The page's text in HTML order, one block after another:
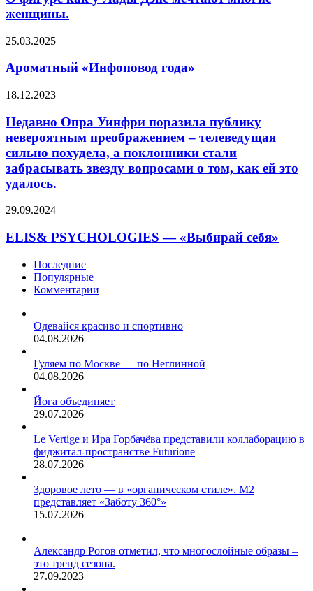
данным
главы
безопасного
Екатерины
проверка
по…
у
Лады
мечтают
женщины.
женщины.
Ароматный
года»
25.03.2025
Ароматный «Инфоповод года»
Недавно
Уинфри
поразила
публику
невероятным
преображением
–
телеведущая
сильно
а
поклонники
забрасывать
звезду
вопросами
удалось.
18.12.2023
Недавно Опра Уинфри поразила публику
невероятным преображением – телеведущая
сильно похудела, а поклонники стали
забрасывать звезду вопросами о том, как ей это
удалось.
ELIS&
—
«Выбирай
29.09.2024
ELIS& PSYCHOLOGIES — «Выбирай себя»
Последние
Популярные
Комментарии
Одевайся красиво и спортивно
04.08.2026
Гуляем по Москве — по Неглинной
04.08.2026
Йога объединяет
29.07.2026
Le Vertige и Ира Горбачёва представили коллаборацию в
фиджитал-пространстве Futurione
28.07.2026
Здоровое лето — в «органическом стиле». М2
представляет «Заботу 360°»
15.07.2026
Александр Рогов отметил, что многослойные образы –
это тренд сезона.
27.09.2023